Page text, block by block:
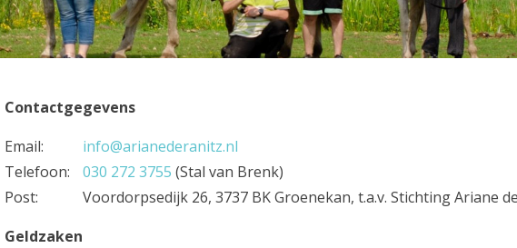
Contactgegevens
Email:
info@arianederanitz.nl
Telefoon:
030 272 3755 (Stal van Brenk)
Post:
Voordorpsedijk 26, 3737 BK Groenekan, t.a.v. Stichting Ariane
Geldzaken